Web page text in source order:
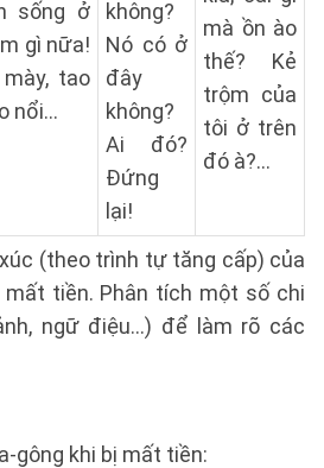
sống ở
gì nữa!
tao
nổi...
không?
Nó có ở
đây
không?
Ai đó?
Đứng
lại!
mà ồn ào
thế? Kẻ
trộm của
tôi ở trên
đó à?...
(theo trình tự tăng cấp) của
mất tiền. Phân tích một số chi
ngữ điệu…) để làm rõ các
gông khi bị mất tiền: